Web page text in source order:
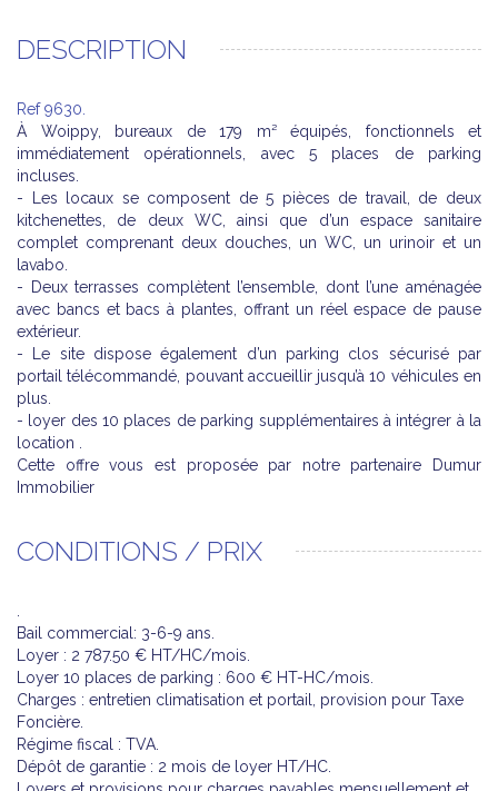
DESCRIPTION
Ref 9630.
À Woippy, bureaux de 179 m² équipés, fonctionnels et
immédiatement opérationnels, avec 5 places de parking
incluses.
- Les locaux se composent de 5 pièces de travail, de deux
kitchenettes, de deux WC, ainsi que d’un espace sanitaire
complet comprenant deux douches, un WC, un urinoir et un
lavabo.
- Deux terrasses complètent l’ensemble, dont l’une aménagée
avec bancs et bacs à plantes, offrant un réel espace de pause
extérieur.
- Le site dispose également d’un parking clos sécurisé par
portail télécommandé, pouvant accueillir jusqu’à 10 véhicules en
plus.
- loyer des 10 places de parking supplémentaires à intégrer à la
location .
Cette offre vous est proposée par notre partenaire Dumur
Immobilier
CONDITIONS / PRIX
Bail commercial: 3-6-9 ans.
Loyer : 2 787.50 € HT/HC/mois.
Loyer 10 places de parking : 600 € HT-HC/mois.
Charges : entretien climatisation et portail, provision pour Taxe
Foncière.
Régime fiscal : TVA.
Dépôt de garantie : 2 mois de loyer HT/HC.